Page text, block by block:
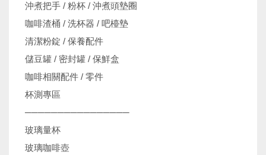
沖煮把手 / 粉杯 / 沖煮頭墊圈
咖啡渣桶 / 洗杯器 / 吧檯墊
清潔粉錠 / 保養配件
儲豆罐 / 密封罐 / 保鮮盒
咖啡相關配件 / 零件
杯測專區
────────────────
玻璃量杯
玻璃咖啡壺